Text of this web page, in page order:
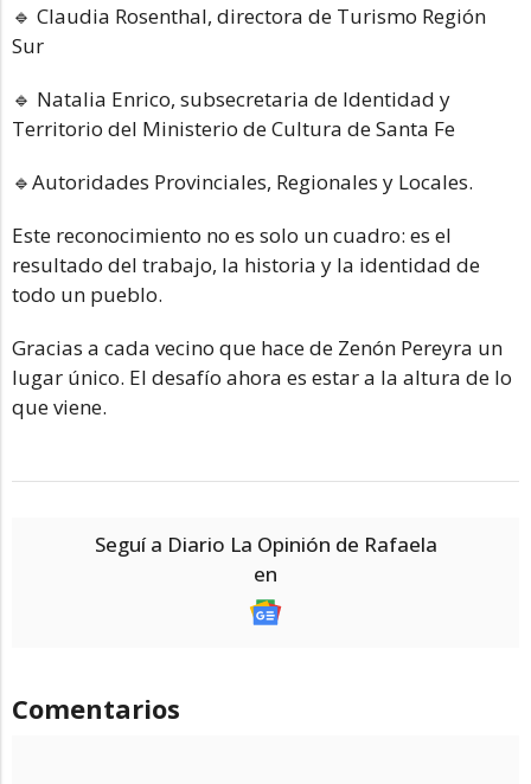
🔹 Claudia Rosenthal, directora de Turismo Región
Sur
🔹 Natalia Enrico, subsecretaria de Identidad y
Territorio del Ministerio de Cultura de Santa Fe
🔹Autoridades Provinciales, Regionales y Locales.
Este reconocimiento no es solo un cuadro: es el
resultado del trabajo, la historia y la identidad de
todo un pueblo.
Gracias a cada vecino que hace de Zenón Pereyra un
lugar único. El desafío ahora es estar a la altura de lo
que viene.
Seguí a Diario La Opinión de Rafaela
en
Comentarios